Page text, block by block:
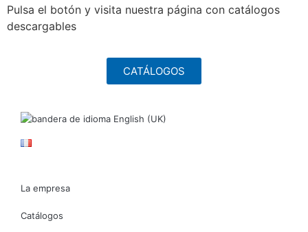
Pulsa el botón y visita nuestra página con catálogos
descargables
CATÁLOGOS
La empresa
Catálogos